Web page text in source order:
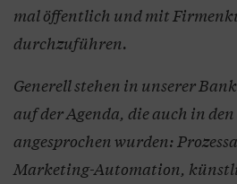
mal öffentlich und mit
durchzuführen.
Generell stehen in unserer
auf der Agenda, die auch in den
angesprochen wurden:
Marketing-Automation,